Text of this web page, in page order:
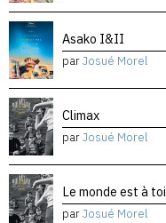
Asako I&II
parJosué Morel
Climax
parJosué Morel
Le monde est à toi
parJosué Morel